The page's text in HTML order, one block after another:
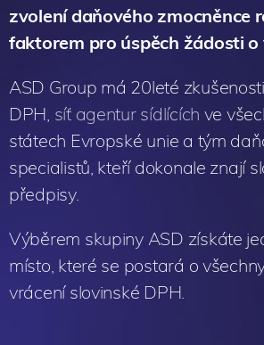
zvolení daňového zmocněnce
faktorem pro úspěch žádosti o
ASD Group má 20leté
DPH, síť agentur sídlících ve
státech Evropské unie a tým
specialistů, kteří dokonale znají
předpisy.
Výběrem skupiny ASD získáte
místo, které se postará o
vrácení slovinské DPH.